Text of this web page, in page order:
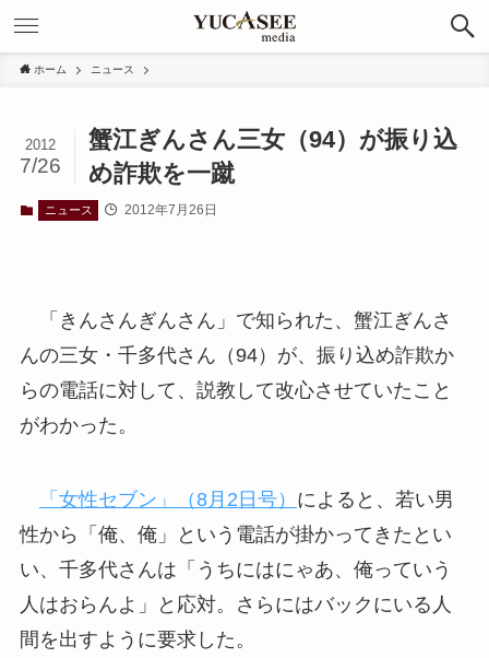
ホーム ニュース
蟹江ぎんさん三女（94）が振り込
め詐欺を一蹴
2012
7/26
ニュース 2012年7月26日
「きんさんぎんさん」で知られた、蟹江ぎんさ
んの三女・千多代さん（94）が、振り込め詐欺か
らの電話に対して、説教して改心させていたこと
がわかった。
「女性セブン」（8月2日号） によると、若い男
性から「俺、俺」という電話が掛かってきたとい
い、千多代さんは「うちにはにゃあ、俺っていう
人はおらんよ」と応対。さらにはバックにいる人
間を出すように要求した。